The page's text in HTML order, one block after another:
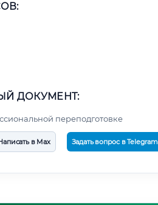
ДОКУМЕНТ:
переподготовке
в Max Задать вопрос в Telegram